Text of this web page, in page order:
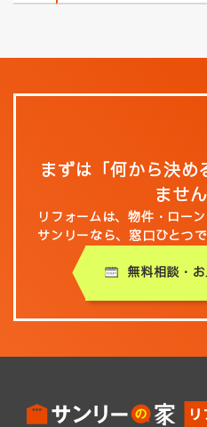
まずは「何から決
ませ
リフォームは、物件・ロー
サンリーなら、窓口ひとつ
無料相談・